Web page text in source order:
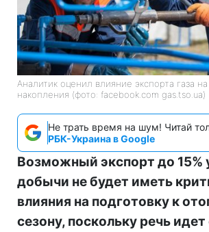
Аналитик оценил влияние экспорта газа
накопления (фото: facebook.com gas.tso.ua)
Не трать время на шум! Читай
РБК-Украина в Google
Возможный экспорт до 15%
добычи не будет иметь
влияния на подготовку к
сезону, поскольку речь идет